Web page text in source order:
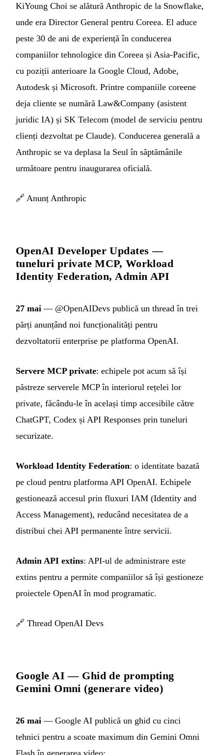
KiYoung Choi se alătură Anthropic de la Snowflake,
unde era Director General pentru Coreea. El aduce
peste 30 de ani de experiență în conducerea
companiilor tehnologice din Coreea și Asia-Pacific,
cu poziții anterioare la Google Cloud, Adobe,
Autodesk și Microsoft. Printre companiile coreene
deja cliente se numără Law&Company (asistent
juridic IA) și SK Telecom (model de serviciu pentru
clienți dezvoltat pe Claude). Conducerea generală a
Anthropic se va deplasa la Seul în săptămânile
următoare pentru inaugurarea oficială.
🔗 Anunț Anthropic
OpenAI Developer Updates —
tuneluri private MCP, Workload
Identity Federation, Admin API
27 mai — @OpenAIDevs publică un thread în trei
părți anunțând noi funcționalități pentru
dezvoltatorii enterprise pe platforma OpenAI.
Servere MCP private: echipele pot acum să își
păstreze serverele MCP în interiorul rețelei lor
private, făcându-le în același timp accesibile către
ChatGPT, Codex și API Responses prin tuneluri
securizate.
Workload Identity Federation: o identitate bazată
pe cloud pentru platforma API OpenAI. Echipele
gestionează accesul prin fluxuri IAM (Identity and
Access Management), reducând necesitatea de a
distribui chei API permanente între servicii.
Admin API extins: API-ul de administrare este
extins pentru a permite companiilor să își gestioneze
proiectele OpenAI în mod programatic.
🔗 Thread OpenAI Devs
Google AI — Ghid de prompting
Gemini Omni (generare video)
26 mai — Google AI publică un ghid cu cinci
tehnici pentru a scoate maximum din Gemini Omni
Flash în generarea video: